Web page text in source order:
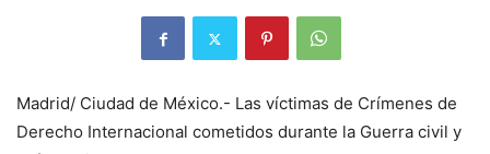
Madrid/ Ciudad de México.- Las víctimas de Crímenes de
Derecho Internacional cometidos durante la Guerra civil y